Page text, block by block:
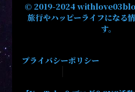
© 2019-2024
旅行やハッピーライフになる
す。
プライバシーポリシー